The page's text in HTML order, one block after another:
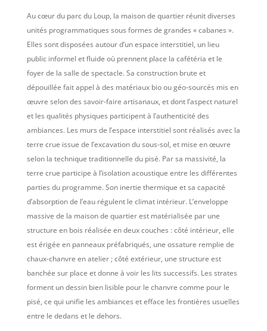
Au cœur du parc du Loup, la maison de quartier réunit diverses
unités programmatiques sous formes de grandes « cabanes ».
Elles sont disposées autour d’un espace interstitiel, un lieu
public informel et fluide où prennent place la cafétéria et le
foyer de la salle de spectacle. Sa construction brute et
dépouillée fait appel à des matériaux bio ou géo-sourcés mis en
œuvre selon des savoir-faire artisanaux, et dont l’aspect naturel
et les qualités physiques participent à l’authenticité des
ambiances. Les murs de l’espace interstitiel sont réalisés avec la
terre crue issue de l’excavation du sous-sol, et mise en œuvre
selon la technique traditionnelle du pisé. Par sa massivité, la
terre crue participe à l’isolation acoustique entre les différentes
parties du programme. Son inertie thermique et sa capacité
d’absorption de l’eau régulent le climat intérieur. L’enveloppe
massive de la maison de quartier est matérialisée par une
structure en bois réalisée en deux couches : côté intérieur, elle
est érigée en panneaux préfabriqués, une ossature remplie de
chaux-chanvre en atelier ; côté extérieur, une structure est
banchée sur place et donne à voir les lits successifs. Les strates
forment un dessin bien lisible pour le chanvre comme pour le
pisé, ce qui unifie les ambiances et efface les frontières usuelles
entre le dedans et le dehors.